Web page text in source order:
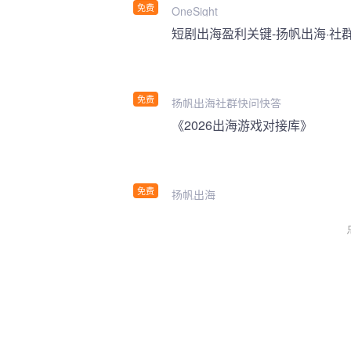
免费 OneSight
免费
短剧出海盈利关键-扬帆出海·社
扬帆出海社群快问快答
免费
《2026出海游戏对接库》
扬帆出海